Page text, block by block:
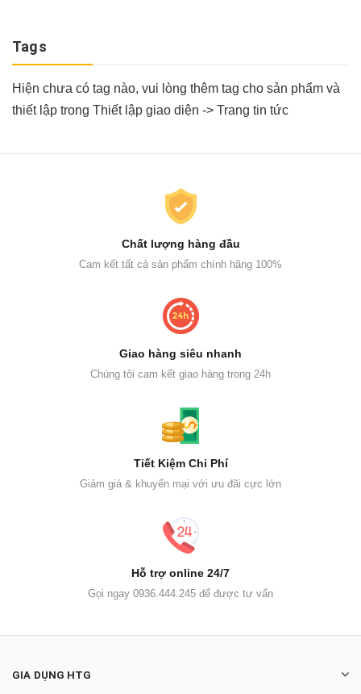
Tags
Hiện chưa có tag nào, vui lòng thêm tag cho sản phẩm và
thiết lập trong Thiết lập giao diện -> Trang tin tức
Chất lượng hàng đầu
Cam kết tất cả sản phẩm chính hãng 100%
Giao hàng siêu nhanh
Chúng tôi cam kết giao hàng trong 24h
Tiết Kiệm Chi Phí
Giảm giá & khuyến mại với ưu đãi cực lớn
Hỗ trợ online 24/7
Gọi ngay 0936.444.245 để được tư vấn
GIA DỤNG HTG